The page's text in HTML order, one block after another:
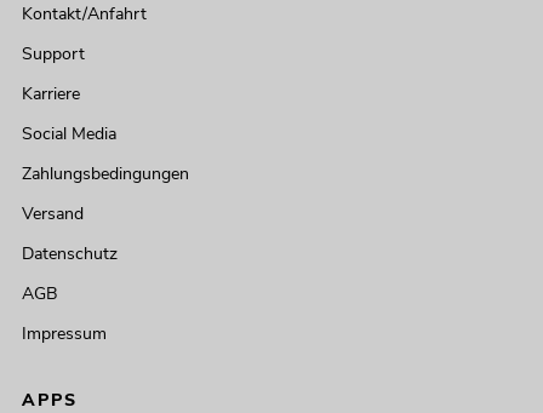
Kontakt/Anfahrt
Support
Karriere
Social Media
Zahlungsbedingungen
Versand
Datenschutz
AGB
Impressum
APPS